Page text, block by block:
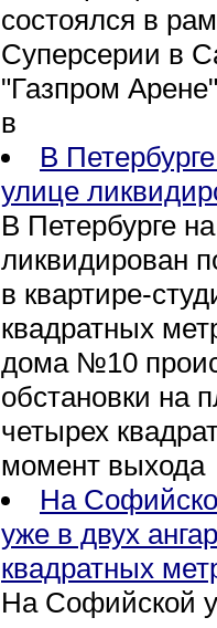
состоялся в
Суперсерии в
"Газпром
в
В
улице
В Петербурге
ликвидирован
в квартире-
квадратных
дома №10
обстановки на
четырех
момент выхода
На
уже в двух
квадратных
На Софийской